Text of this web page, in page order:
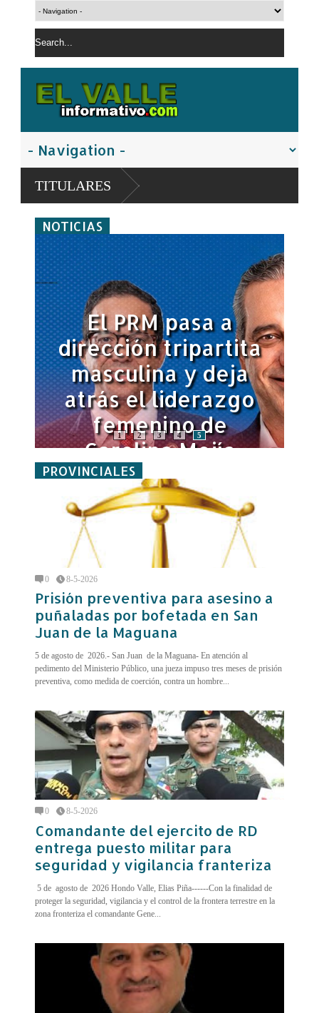
TITULARES
NOTICIAS
El PRM pasa a
dirección tripartita
masculina y deja
atrás el liderazgo
femenino de
Carolina Mejía
1 2 3 4 5
PROVINCIALES
0 8-5-2026
Prisión preventiva para asesino a
puñaladas por bofetada en San
Juan de la Maguana
5 de agosto de 2026.- San Juan de la Maguana- En atención al
pedimento del Ministerio Público, una jueza impuso tres meses de prisión
preventiva, como medida de coerción, contra un hombre...
0 8-5-2026
Comandante del ejercito de RD
entrega puesto militar para
seguridad y vigilancia franteriza
5 de agosto de 2026 Hondo Valle, Elias Piña------Con la finalidad de
proteger la seguridad, vigilancia y el control de la frontera terrestre en la
zona fronteriza el comandante Gene...